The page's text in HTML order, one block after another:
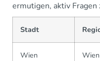
ermutigen, aktiv Fragen
Stadt
Wien Wien